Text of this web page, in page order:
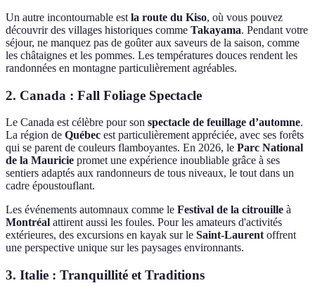
Un autre incontournable est la route du Kiso, où vous pouvez
découvrir des villages historiques comme Takayama. Pendant votre
séjour, ne manquez pas de goûter aux saveurs de la saison, comme
les châtaignes et les pommes. Les températures douces rendent les
randonnées en montagne particulièrement agréables.
2. Canada : Fall Foliage Spectacle
Le Canada est célèbre pour son spectacle de feuillage d’automne.
La région de Québec est particulièrement appréciée, avec ses forêts
qui se parent de couleurs flamboyantes. En 2026, le Parc National
de la Mauricie promet une expérience inoubliable grâce à ses
sentiers adaptés aux randonneurs de tous niveaux, le tout dans un
cadre époustouflant.
Les événements automnaux comme le Festival de la citrouille à
Montréal attirent aussi les foules. Pour les amateurs d'activités
extérieures, des excursions en kayak sur le Saint-Laurent offrent
une perspective unique sur les paysages environnants.
3. Italie : Tranquillité et Traditions